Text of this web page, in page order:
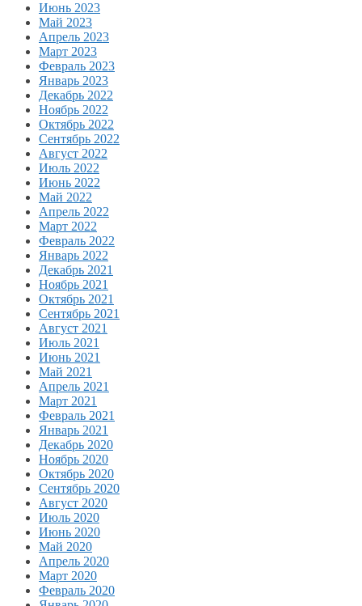
Июнь 2023
Май 2023
Апрель 2023
Март 2023
Февраль 2023
Январь 2023
Декабрь 2022
Ноябрь 2022
Октябрь 2022
Сентябрь 2022
Август 2022
Июль 2022
Июнь 2022
Май 2022
Апрель 2022
Март 2022
Февраль 2022
Январь 2022
Декабрь 2021
Ноябрь 2021
Октябрь 2021
Сентябрь 2021
Август 2021
Июль 2021
Июнь 2021
Май 2021
Апрель 2021
Март 2021
Февраль 2021
Январь 2021
Декабрь 2020
Ноябрь 2020
Октябрь 2020
Сентябрь 2020
Август 2020
Июль 2020
Июнь 2020
Май 2020
Апрель 2020
Март 2020
Февраль 2020